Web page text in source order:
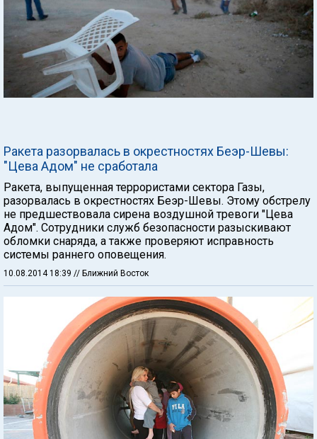
Ракета разорвалась в окрестностях Беэр-Шевы:
"Цева Адом" не сработала
Ракета, выпущенная террористами сектора Газы,
разорвалась в окрестностях Беэр-Шевы. Этому обстрелу
не предшествовала сирена воздушной тревоги "Цева
Адом". Сотрудники служб безопасности разыскивают
обломки снаряда, а также проверяют исправность
системы раннего оповещения.
10.08.2014 18:39 // Ближний Восток